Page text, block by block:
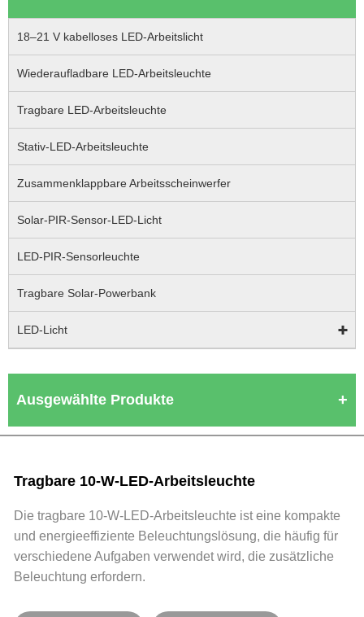
18–21 V kabelloses LED-Arbeitslicht
Wiederaufladbare LED-Arbeitsleuchte
Tragbare LED-Arbeitsleuchte
Stativ-LED-Arbeitsleuchte
Zusammenklappbare Arbeitsscheinwerfer
Solar-PIR-Sensor-LED-Licht
LED-PIR-Sensorleuchte
Tragbare Solar-Powerbank
LED-Licht
Ausgewählte Produkte
Tragbare 10-W-LED-Arbeitsleuchte
Die tragbare 10-W-LED-Arbeitsleuchte ist eine kompakte
und energieeffiziente Beleuchtungslösung, die häufig für
verschiedene Aufgaben verwendet wird, die zusätzliche
Beleuchtung erfordern.